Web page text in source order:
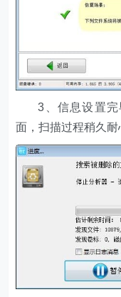
3、信息设置完
面，扫描过程稍久耐